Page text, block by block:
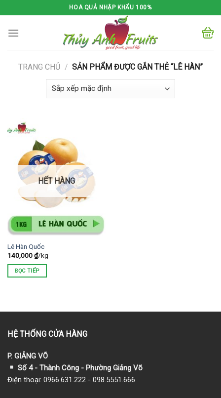
to
content
HOA QUẢ NHẬP KHẨU 100%
TRANG CHỦ / SẢN PHẨM ĐƯỢC GẮN THẺ “LÊ HÀN”
HẾT HÀNG
Lê Hàn Quốc
140,000₫/kg
ĐỌC TIẾP
HỆ THỐNG CỬA HÀNG
P. GIẢNG VÕ
Số 4 - Thành Công - Phường Giảng Võ
Điện thoại: 0966.631.222 - 098.5551.666